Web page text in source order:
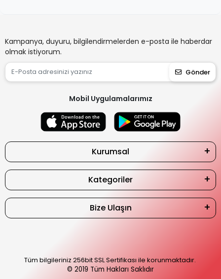
Kampanya, duyuru, bilgilendirmelerden e-posta ile haberdar
olmak istiyorum.
Gönder
Mobil Uygulamalarımız
Kurumsal
Kategoriler
Bize Ulaşın
Tüm bilgileriniz 256bit SSL Sertifikası ile korunmaktadır.
© 2019 Tüm Hakları Saklıdır